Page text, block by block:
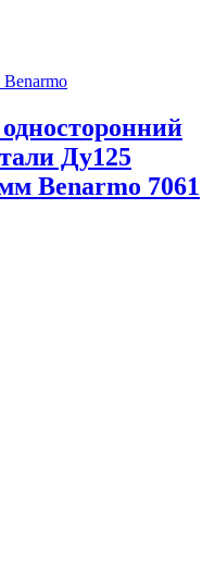
Ду125
Benarmo 7061